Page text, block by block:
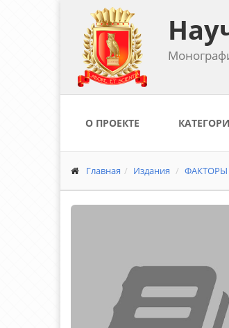
О ПРОЕКТЕ
Главная Издания